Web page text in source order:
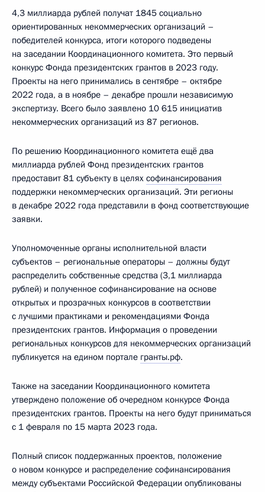
4,3 миллиарда рублей получат 1845 социально
ориентированных некоммерческих организаций –
победителей конкурса, итоги которого подведены
на заседании Координационного комитета. Это первый
конкурс Фонда президентских грантов в 2023 году.
Проекты на него принимались в сентябре – октябре
2022 года, а в ноябре – декабре прошли независимую
экспертизу. Всего было заявлено 10 615 инициатив
некоммерческих организаций из 87 регионов.
По решению Координационного комитета ещё два
миллиарда рублей Фонд президентских грантов
предоставит 81 субъекту в целях софинансирования
поддержки некоммерческих организаций. Эти регионы
в декабре 2022 года представили в фонд соответствующие
заявки.
Уполномоченные органы исполнительной власти
субъектов – региональные операторы – должны будут
распределить собственные средства (3,1 миллиарда
рублей) и полученное софинансирование на основе
открытых и прозрачных конкурсов в соответствии
с лучшими практиками и рекомендациями Фонда
президентских грантов. Информация о проведении
региональных конкурсов для некоммерческих организаций
публикуется на едином портале гранты.рф.
Также на заседании Координационного комитета
утверждено положение об очередном конкурсе Фонда
президентских грантов. Проекты на него будут приниматься
с 1 февраля по 15 марта 2023 года.
Полный список поддержанных проектов, положение
о новом конкурсе и распределение софинансирования
между субъектами Российской Федерации опубликованы